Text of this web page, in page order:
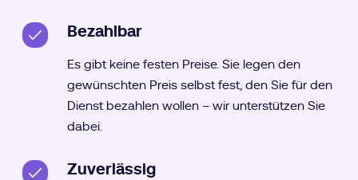
Bezahlbar
Es gibt keine festen Preise. Sie legen den
gewünschten Preis selbst fest, den Sie für den
Dienst bezahlen wollen – wir unterstützen Sie
dabei.
Zuverlässig